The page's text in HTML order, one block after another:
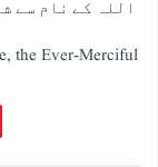
اللہ کے نام سے
the Ever-Merciful